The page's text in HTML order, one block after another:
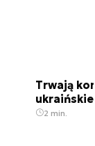
Trwają
2 min.